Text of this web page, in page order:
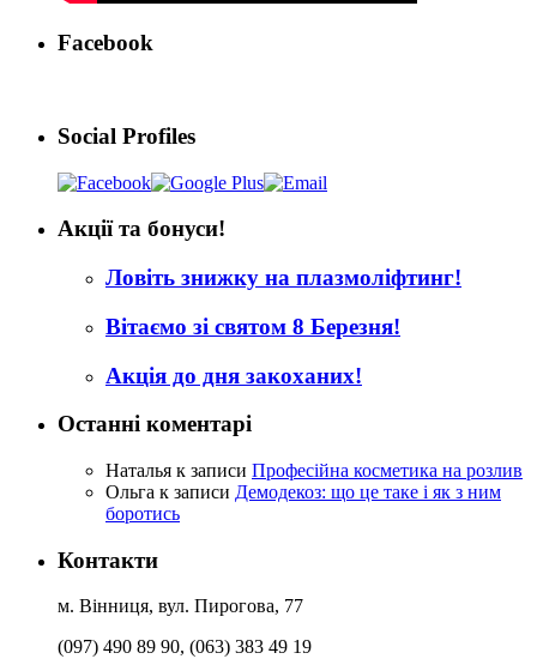
Facebook
Social Profiles
Акції та бонуси!
Ловіть знижку на плазмоліфтинг!
Вітаємо зі святом 8 Березня!
Акція до дня закоханих!
Останні коментарі
Наталья к записи Професійна косметика на розлив
Ольга к записи Демодекоз: що це таке і як з ним
боротись
Контакти
м. Вінниця, вул. Пирогова, 77
(097) 490 89 90, (063) 383 49 19